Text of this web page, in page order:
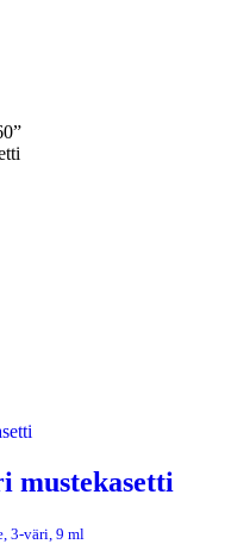
mustekasetti
3-väri, 9 ml